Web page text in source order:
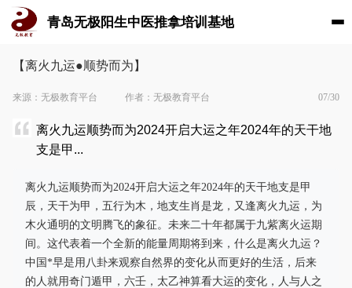
青岛无极阳生中医推拿培训基地
【离火九运●顺势而为】
来源：无极教育平台 作者：无极教育平台 07/30
离火九运顺势而为2024开启大运之年2024年的天干地
支是甲...
离火九运顺势而为2024开启大运之年2024年的天干地支是甲
辰，天干为甲，五行为木，地支生肖是龙，又逢离火九运，为
木火通明的文明腾飞的象征。未来二十年都属于九紫离火运期
间。这代表着一个全新的能量周期将到来，什么是离火九运？
中国*早是用八卦来观察自然界的变化从而更好的生活，后来
的人就用奇门遁甲，六壬，太乙神算看大运的变化，人与人之